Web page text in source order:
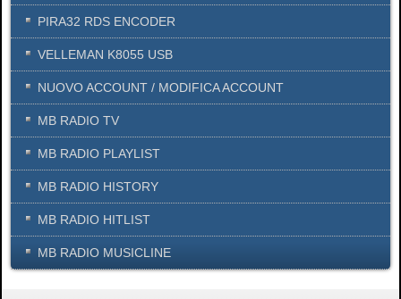
PIRA32 RDS ENCODER
VELLEMAN K8055 USB
NUOVO ACCOUNT / MODIFICA ACCOUNT
MB RADIO TV
MB RADIO PLAYLIST
MB RADIO HISTORY
MB RADIO HITLIST
MB RADIO MUSICLINE